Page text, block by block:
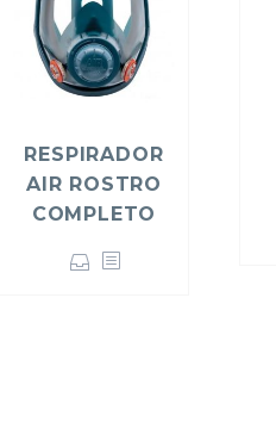
RESPIRADOR
AIR ROSTRO
COMPLETO